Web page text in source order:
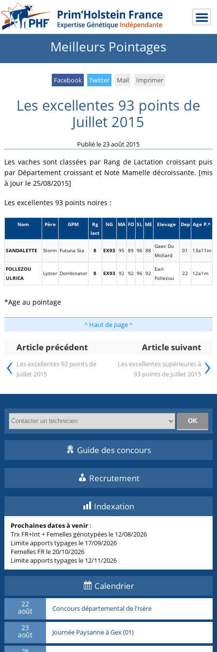
Meilleurs Pointages
Facebook Twitter Mail Imprimer
Les excellentes 93 points de
Juillet 2015
Publié le23 août 2015
Les vaches sont classées par Rang de Lactation croissant puis
par Département croissant et Note Mamelle décroissante. [mis
à jour le 25/08/2015]
Les excellentes 93 points noires :
Nom Père GPM
Rg
lact
NG MA FO SL ME Elevage Dep Age P.*
SANDALETTE Storm Futuna Sta 8 EX93 95 89 96 88
Gaec Du
Mollard
01 13a11m
FOLLEZOU
ULRICA
Lyster Dombinator 8 EX93 92 92 96 92
Earl
Follezou
22 12a1m
*Age au pointage
^ Haut de page ^
Article précédent Article suivant
‹ Les excellentes 92 points de
Juillet 2015
Les excellentes supérieures à
93 points de Juillet 2015 ›
Guide des concours
Recrutement
Indexation
Prochaines dates à venir :
Trx FR+Int + Femelles génotypées le 12/08/2026
Limite apports typages le 17/09/2026
Femelles FR le 20/10/2026
Limite apports typages le 12/11/2026
Calendrier
22
août Concours départemental de l'Isère
23
août Journée Paysanne à Gex (01)